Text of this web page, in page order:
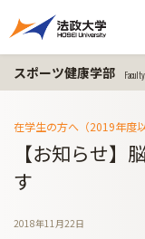
スポーツ健康学部
在学生の方へ（2019年度以
【お知らせ】
す
2018年11月22日